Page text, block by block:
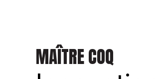
MAÎTRE COQ